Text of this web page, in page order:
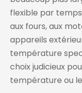
flexible par
aux fours, aux
appareils
température
choix judicieux
température ou